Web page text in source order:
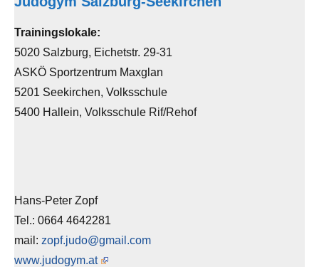
Trainingslokale:
5020 Salzburg, Eichetstr. 29-31
ASKÖ Sportzentrum Maxglan
5201 Seekirchen, Volksschule
5400 Hallein, Volksschule Rif/Rehof
Hans-Peter Zopf
Tel.: 0664 4642281
mail: zopf.judo@gmail.com
www.judogym.at